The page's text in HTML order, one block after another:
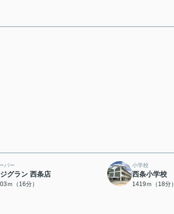
パー
グラン 西条店
ｍ（16分）
小学校
西条小学校
1419ｍ（18分）